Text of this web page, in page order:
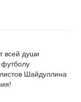
всей души
футболу
Шайдуллина